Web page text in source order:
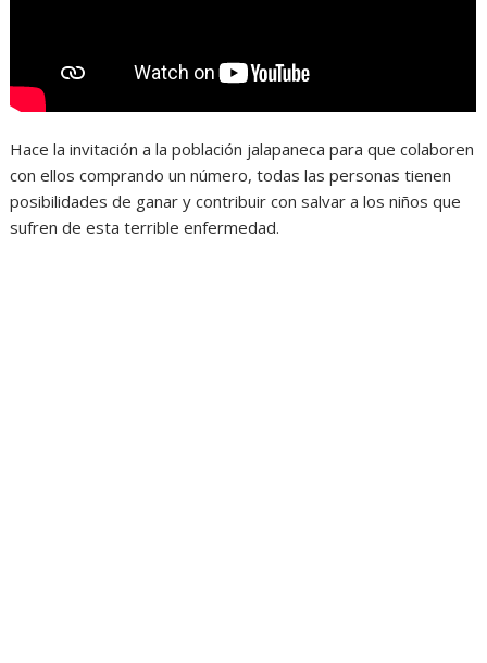
Hace la invitación a la población jalapaneca para que colaboren
con ellos comprando un número, todas las personas tienen
posibilidades de ganar y contribuir con salvar a los niños que
sufren de esta terrible enfermedad.